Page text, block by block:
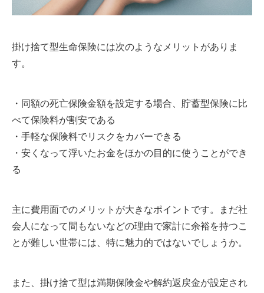
掛け捨て型生命保険には次のようなメリットがありま
す。
・同額の死亡保険金額を設定する場合、貯蓄型保険に比
べて保険料が割安である
・手軽な保険料でリスクをカバーできる
・安くなって浮いたお金をほかの目的に使うことができ
る
主に費用面でのメリットが大きなポイントです。まだ社
会人になって間もないなどの理由で家計に余裕を持つこ
とが難しい世帯には、特に魅力的ではないでしょうか。
また、掛け捨て型は満期保険金や解約返戻金が設定され